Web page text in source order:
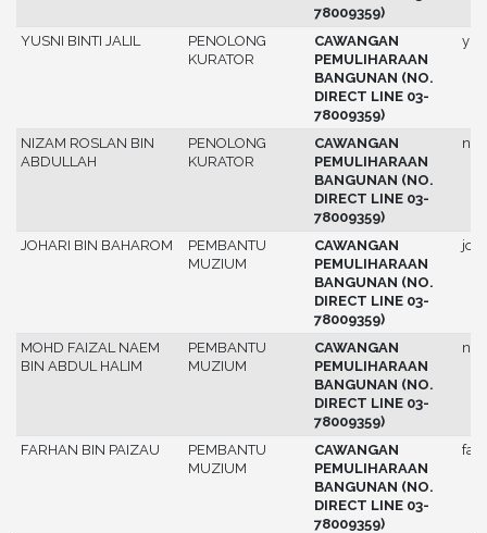
78009359)
YUSNI BINTI JALIL
PENOLONG
KURATOR
CAWANGAN
PEMULIHARAAN
BANGUNAN (NO.
DIRECT LINE 03-
78009359)
NIZAM ROSLAN BIN
ABDULLAH
PENOLONG
KURATOR
CAWANGAN
PEMULIHARAAN
BANGUNAN (NO.
DIRECT LINE 03-
78009359)
JOHARI BIN BAHAROM
PEMBANTU
MUZIUM
CAWANGAN
PEMULIHARAAN
BANGUNAN (NO.
DIRECT LINE 03-
78009359)
MOHD FAIZAL NAEM
BIN ABDUL HALIM
PEMBANTU
MUZIUM
CAWANGAN
PEMULIHARAAN
BANGUNAN (NO.
DIRECT LINE 03-
78009359)
FARHAN BIN PAIZAU
PEMBANTU
MUZIUM
CAWANGAN
PEMULIHARAAN
BANGUNAN (NO.
DIRECT LINE 03-
78009359)